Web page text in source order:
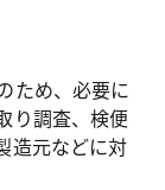
ため、必要に
り調査、検便
造元などに対